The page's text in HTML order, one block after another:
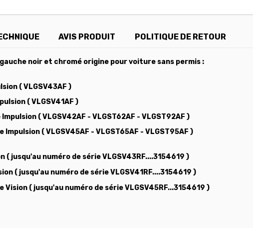
AVIS PRODUIT POLITIQUE DE RETOUR
noir et chromé origine pour voiture sans permis :
( VLGSV43AF )
( VLGSV41AF )
( VLGSV42AF - VLGST62AF - VLGST92AF )
Impulsion ( VLGSV45AF - VLGST65AF - VLGST95AF )
( jusqu'au numéro de série VLGSV43RF....3154619 )
( jusqu'au numéro de série VLGSV41RF....3154619 )
Vision ( jusqu'au numéro de série VLGSV45RF...3154619 )